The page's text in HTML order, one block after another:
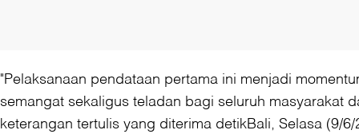
"Pelaksanaan pendataan pertama ini menjadi
semangat sekaligus teladan bagi seluruh masyarakat
keterangan tertulis yang diterima detikBali, Selasa (9/6/